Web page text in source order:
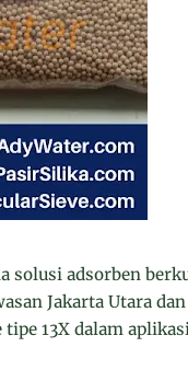
solusi adsorben
Jakarta Utara dan
13X dalam